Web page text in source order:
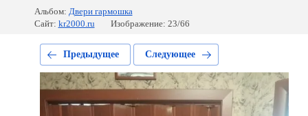
Альбом: Двери гармошка
Сайт: kr2000.ru Изображение: 23/66
Предыдущее Следующее